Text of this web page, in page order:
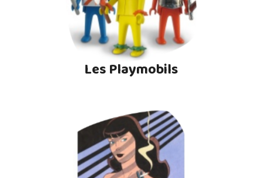
Les Playmobils